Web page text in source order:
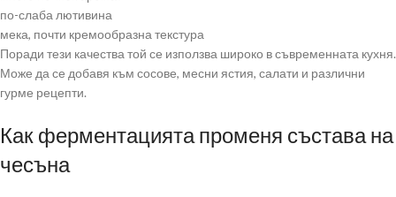
по-слаба лютивина
мека, почти кремообразна текстура
Поради тези качества той се използва широко в съвременната кухня.
Може да се добавя към сосове, месни ястия, салати и различни
гурме рецепти.
Как ферментацията променя състава на
чесъна